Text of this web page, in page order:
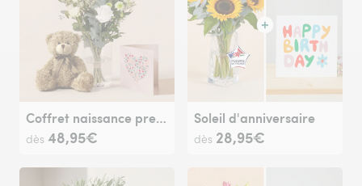
Coffret naissance premier câlin
dès 48,95€
Soleil d'anniversaire
dès 28,95€